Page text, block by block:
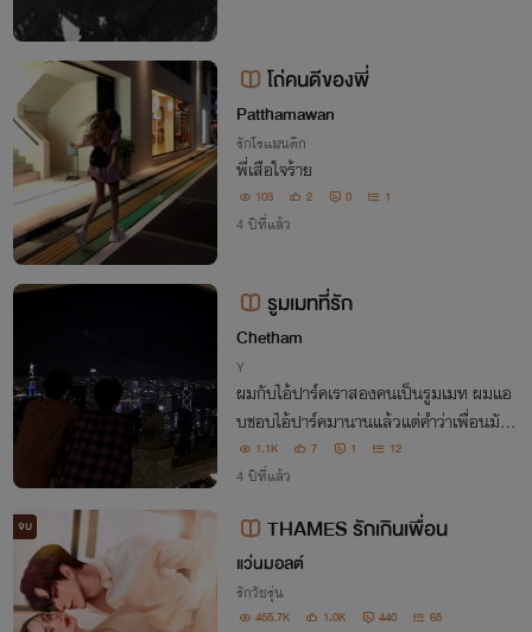
โถ่คนดีของพี่
Patthamawan
รักโรแมนติก
พี่เสือใจร้าย
103 2 0 1
4 ปีที่แล้ว
รูมเมทที่รัก
Chetham
Y
ผมกับไอ้ปาร์คเราสองคนเป็นรูมเมท ผมแอ
บชอบไอ้ปาร์คมานานแล้วแต่คำว่าเพื่อนมัน
ทำให้ผมคิดเกินเลยไม่ได้
1.1K 7 1 12
4 ปีที่แล้ว
จบ THAMES รักเกินเพื่อน
แว่นมอลต์
รักวัยรุ่น
455.7K 1.0K 440 65